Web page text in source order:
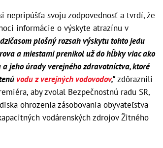
nepripúšťa svoju zodpovednosť a tvrdí, že
informácie o výskyte atrazínu v
plošný rozsah výskytu tohto jedu
a miestami prenikol už do hĺbky viac ako
jeho úrady verejného zdravotníctva, ktoré
vodu z verejných vodovodov,"zdôraznili
aby zvolal Bezpečnostnú radu SR,
ohrozenia zásobovania obyvateľstva
vodárenských zdrojov Žitného